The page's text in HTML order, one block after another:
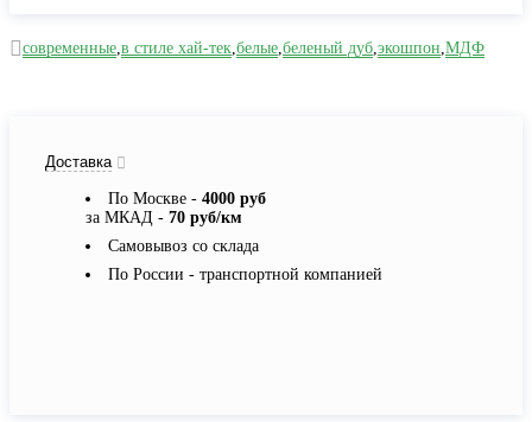
современные,в стиле хай-тек,белые,беленый дуб,экошпон,МДФ
Доставка
По Москве - 4000 руб
за МКАД - 70 руб/км
Самовывоз со склада
По России - транспортной компанией